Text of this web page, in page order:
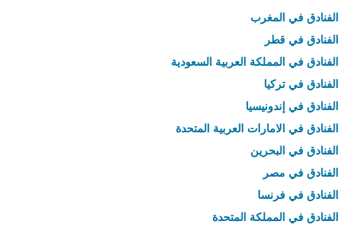
الفنادق في المغرب
الفنادق في قطر
الفنادق في المملكة العربية السعودية
الفنادق في تركيا
الفنادق في إندونيسيا
الفنادق في الامارات العربية المتحدة
الفنادق في البحرين
الفنادق في مصر
الفنادق في فرنسا
الفنادق في المملكة المتحدة